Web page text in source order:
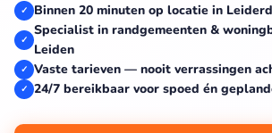
✓ Binnen 20 minuten op locatie in
✓
Specialist in randgemeenten &
Leiden
✓ Vaste tarieven — nooit verrassingen
✓ 24/7 bereikbaar voor spoed én